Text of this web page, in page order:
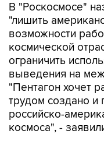
В "Роскосмосе"
"лишить
возможности
космической
ограничить
выведения на
"Пентагон хочет
трудом создано и
российско-
космоса", -